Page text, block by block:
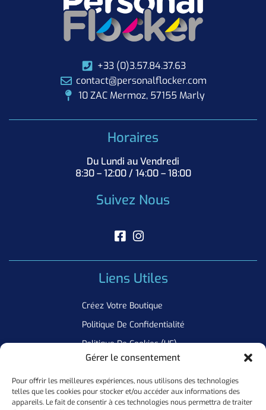
Gérer le consentement
Pour offrir les meilleures expériences, nous utilisons des technologies
telles que les cookies pour stocker et/ou accéder aux informations des
appareils. Le fait de consentir à ces technologies nous permettra de traiter
+33 (0)3.57.84.37.63
contact@personalflocker.com
10 ZAC Mermoz, 57155 Marly
Horaires
Du Lundi au Vendredi
8:30 – 12:00 / 14:00 – 18:00
Suivez Nous
Liens Utiles
Créez Votre Boutique
Politique De Confidentialité
Politique De Cookies (UE)
Newsletter